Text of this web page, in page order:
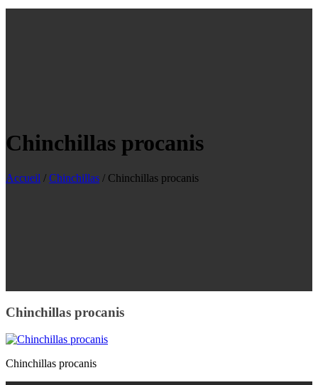
Chinchillas procanis
Accueil / Chinchillas / Chinchillas procanis
Chinchillas procanis
Chinchillas procanis